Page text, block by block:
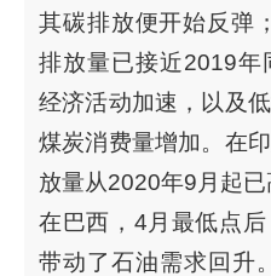
其碳排放便开始反弹
排放量已接近2019年
经济活动加速，以及
煤炭消费量增加。在
放量从2020年9月起已
在巴西，4月最低点
带动了石油需求回升